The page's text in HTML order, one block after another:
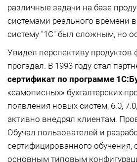
различные задачи на базе
системами реального времени
систему "1С" был сложным, но
Увидел перспективу
прогадал. В 1993 году стал
сертификат по программе
«самописных» бухгалтерских
появления новых систем, 6.0,
активно внедрял клиентам.
Обучал пользователей и
сертифицированного
основным типовым